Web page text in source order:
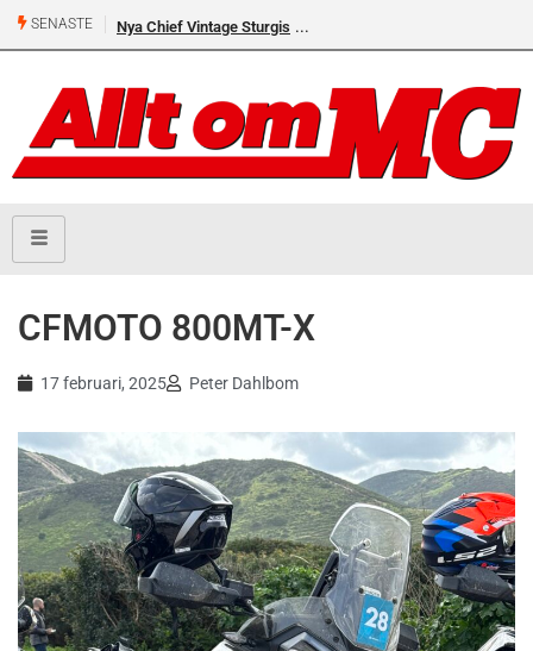
SENASTE Nya Chief Vintage Sturgis
CFMOTO 800MT-X
17 februari, 2025 Peter Dahlbom